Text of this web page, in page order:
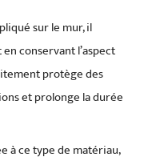
sur le mur, il
conservant l’aspect
protège des
et prolonge la durée
à ce type de matériau,